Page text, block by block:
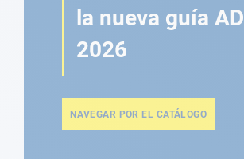
la nueva guía AD
2026
NAVEGAR POR EL CATÁLOGO